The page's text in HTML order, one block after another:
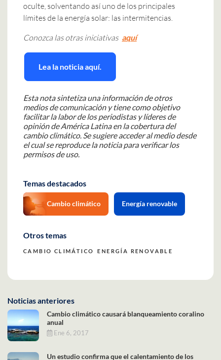
oculte, solventando así uno de los principales
límites de la energía solar: las intermitencias.
Conozca las otras iniciativas aquí
Lea la noticia aquí.
Esta nota sintetiza una información de otros
medios de comunicación y tiene como objetivo
facilitar la labor de los periodistas y líderes de
opinión de América Latina en la cobertura del
cambio climático. Se sugiere acceder al medio desde
el cual se reproduce la noticia para verificar los
permisos de uso.
Temas destacados
Cambio climático Energía renovable
Otros temas
CAMBIO CLIMÁTICO ENERGÍA RENOVABLE
Noticias anteriores
Cambio climático causará blanqueamiento coralino
anual
Ene 6, 2017
Un estudio confirma que el calentamiento de los